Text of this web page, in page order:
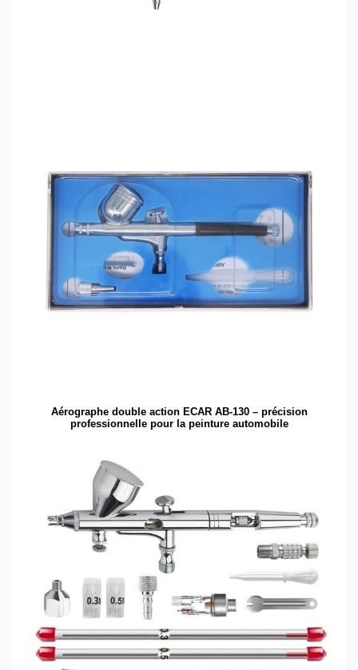
Aérographe double action ECAR AB-130 – précision
professionnelle pour la peinture automobile